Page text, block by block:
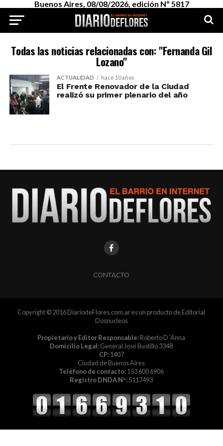
Buenos Aires, 08/08/2026, edición Nº 5817
Todas las noticias relacionadas con: "Fernanda Gil
Lozano"
ACTUALIDAD hace 10 años
El Frente Renovador de la Ciudad
realizó su primer plenario del año
CONTACTO
Copyright © 2016 DiariodeFlores.com.ar es un producto de Editorial
Dosnucleos
Propietario y Editor Responsable:Roberto D´Anna
Domicilio Legal:General José Bustillo 3348
CP:1407
Ciudad de Buenos Aires
Teléfono de contacto:153 600 6906
Registro DNDA Nº:5117493